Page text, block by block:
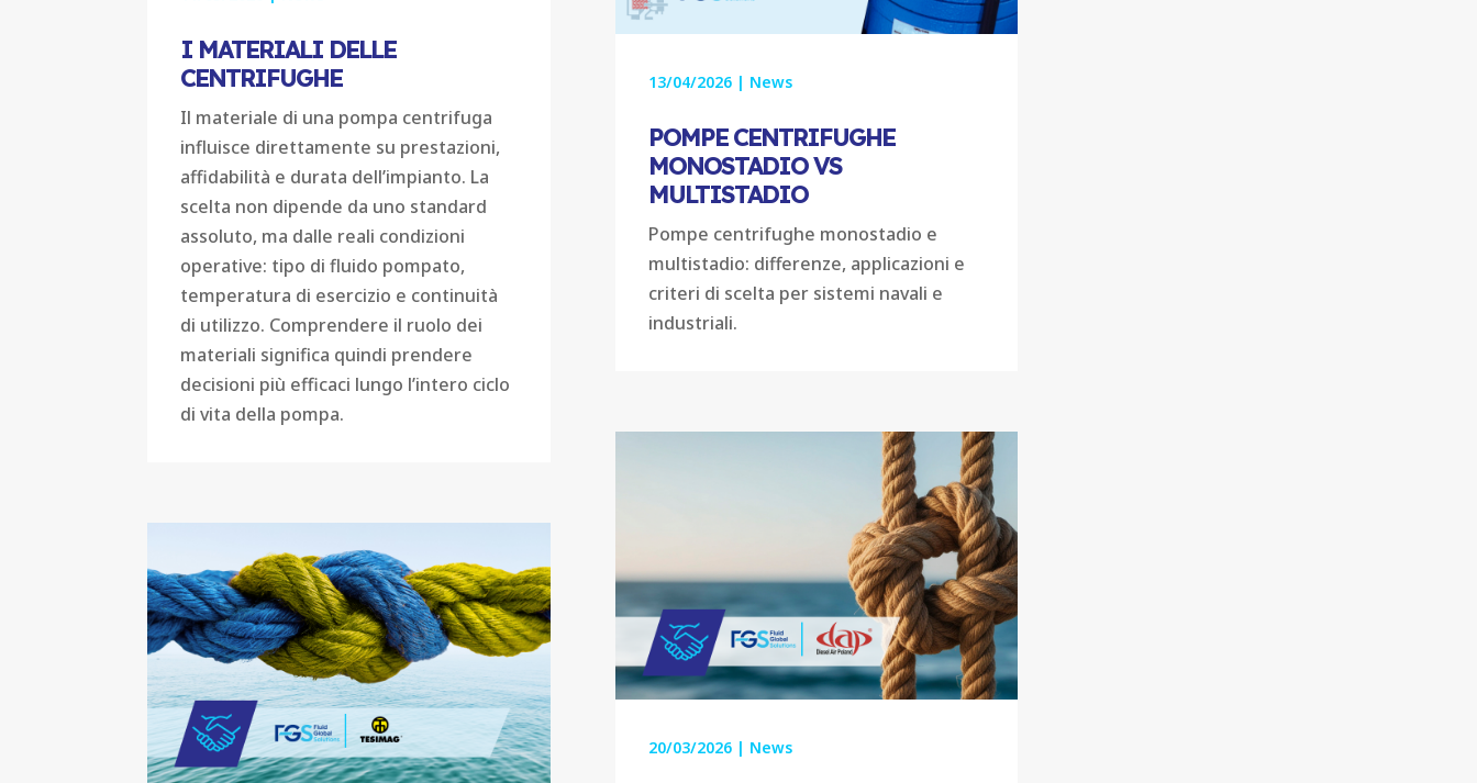
I MATERIALI DELLE
CENTRIFUGHE
Il materiale di una pompa centrifuga
influisce direttamente su prestazioni,
affidabilità e durata dell’impianto. La
scelta non dipende da uno standard
assoluto, ma dalle reali condizioni
operative: tipo di fluido pompato,
temperatura di esercizio e continuità
di utilizzo. Comprendere il ruolo dei
materiali significa quindi prendere
decisioni più efficaci lungo l’intero ciclo
di vita della pompa.
POMPE CENTRIFUGHE
MONOSTADIO VS
MULTISTADIO
13/04/2026| News
Pompe centrifughe monostadio e
multistadio: differenze, applicazioni e
criteri di scelta per sistemi navali e
industriali.
20/03/2026| News